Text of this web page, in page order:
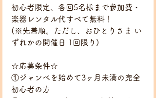
初心者限定、各回5名様まで参加費・
楽器レンタル代すべて無料！
(※先着順。ただし、おひとりさま い
ずれかの開催日 1回限り)
☆応募条件☆
①ジャンベを始めて3ヶ月未満の完全
初心者の方